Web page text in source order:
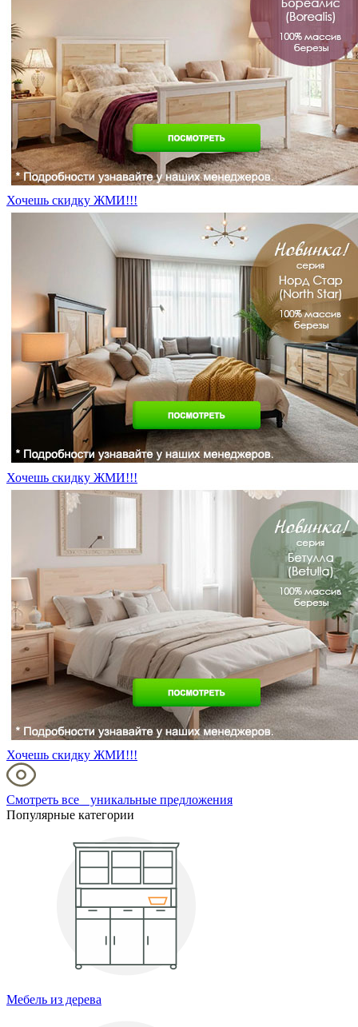
Хочешь скидку ЖМИ!!!
Хочешь скидку ЖМИ!!!
Хочешь скидку ЖМИ!!!
Смотреть все уникальные предложения
Популярные категории
Мебель из дерева